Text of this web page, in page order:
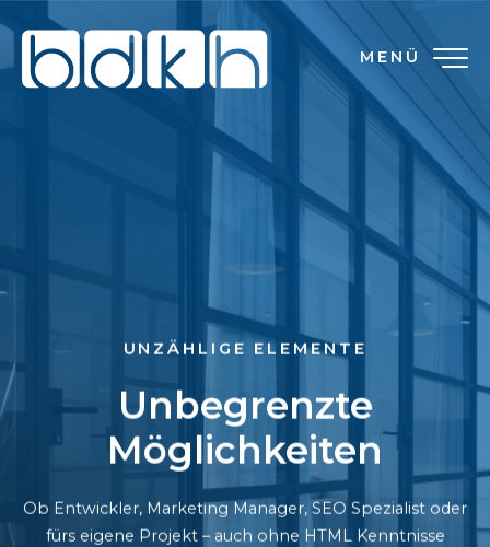
MENÜ
UNZÄHLIGE ELEMENTE
Unbegrenzte
Möglichkeiten
Ob Entwickler, Marketing Manager, SEO Spezialist oder
fürs eigene Projekt – auch ohne HTML Kenntnisse